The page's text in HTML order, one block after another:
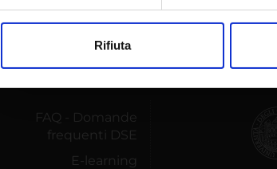
modificare o ritirare il tuo consenso in qualsiasi
che hanno raccolto dal tuo utilizzo dei loro servizi.
Rifiuta
FAQ - Domande
frequenti DSE
E-learning